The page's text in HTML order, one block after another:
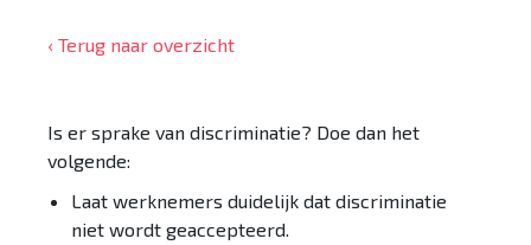
‹ Terug naar overzicht
Is er sprake van discriminatie? Doe dan het
volgende:
Laat werknemers duidelijk dat discriminatie
niet wordt geaccepteerd.